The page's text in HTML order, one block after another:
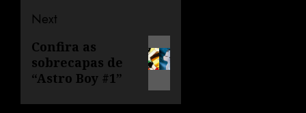
Next
Confira as
sobrecapas de
“Astro Boy #1”